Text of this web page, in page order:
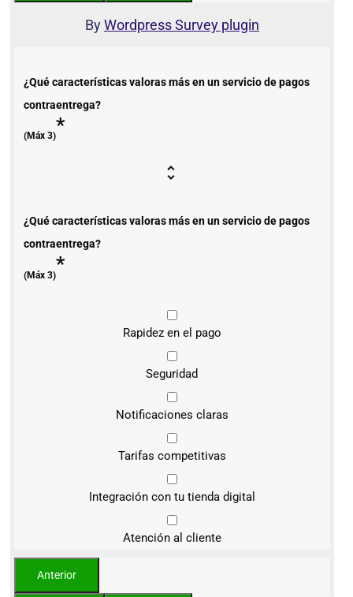
ByWordpress Survey plugin
¿Qué características valoras más en un servicio de pagos
contraentrega?
(Máx 3)*
¿Qué características valoras más en un servicio de pagos
contraentrega?
(Máx 3)*
Rapidez en el pago
Seguridad
Notificaciones claras
Tarifas competitivas
Integración con tu tienda digital
Atención al cliente